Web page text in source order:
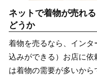
ネットで着物が売れ
どうか
着物を売るなら、インタ
込みができる）お店に
は着物の需要が多いか